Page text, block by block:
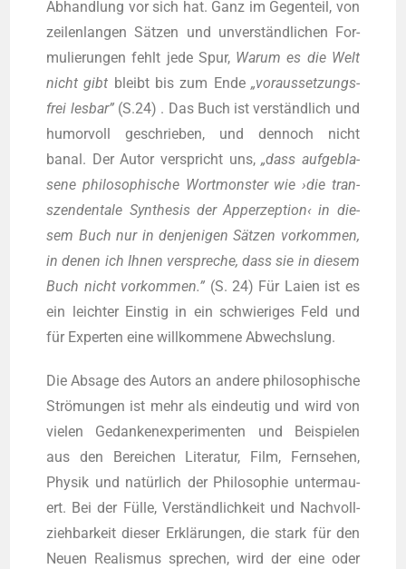
Abhand­lung vor sich hat. Ganz im Gegen­teil, von
zei­len­lan­gen Sät­zen und unver­ständ­li­chen For­
mu­lie­run­gen fehlt jede Spur, War­um es die Welt
nicht gibt bleibt bis zum Ende „vor­aus­set­zungs­
frei les­bar”(S.24) . Das Buch ist ver­ständ­lich und
humor­voll geschrie­ben, und den­noch nicht
banal. Der Autor ver­spricht uns,„dass auf­ge­bla­
se­ne phi­lo­so­phi­sche Wort­mons­ter wie ›die tran­
szen­den­ta­le Syn­the­sis der App­er­zep­ti­on‹ in die­
sem Buch nur in den­je­ni­gen Sät­zen vor­kom­men,
in denen ich Ihnen ver­spre­che, dass sie in die­sem
Buch nicht vor­kom­men.” (S. 24) Für Lai­en ist es
ein leich­ter Eins­tig in ein schwie­ri­ges Feld und
für Exper­ten eine will­kom­me­ne Abwechslung.
Die Absa­ge des Autors an ande­re phi­lo­so­phi­sche
Strö­mun­gen ist mehr als ein­deu­tig und wird von
vie­len Gedan­ken­ex­pe­ri­men­ten und Bei­spie­len
aus den Berei­chen Lite­ra­tur, Film, Fern­se­hen,
Phy­sik und natür­lich der Phi­lo­so­phie unter­mau­
ert. Bei der Fül­le, Ver­ständ­lich­keit und Nach­voll­
zieh­bar­keit die­ser Erklä­run­gen, die stark für den
Neu­en Rea­lis­mus spre­chen, wird der eine oder